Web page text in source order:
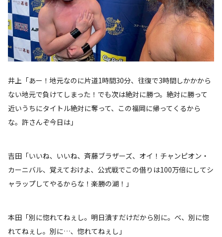
井上「あー！地元なのに片道1時間30分、往復で3時間しかかから
ない地元で負けてしまった！でも次は絶対に勝つ。絶対に勝って
近いうちにタイトル絶対に奪って、この福岡に帰ってくるから
な。許さんぞ今日は」
吉田「いいね、いいね、斉藤ブラザーズ、オイ！チャンピオン・
カーニバル、覚えておけよ、公式戦でこの借りは100万倍にしてシ
ャラップしてやるからな！楽勝の湖！」
本田「別に惚れてねぇし。明日潰すだけだから別に。べ、別に惚
れてねぇし。別に…、惚れてねぇし」